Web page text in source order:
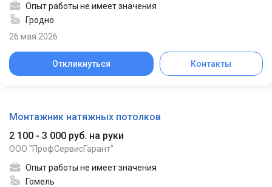
Опыт работы не имеет значения
Гродно
26 мая 2026
Откликнуться Контакты
Монтажник натяжных потолков
2 100 - 3 000 руб. на руки
ООО "ПрофСервисГарант"
Опыт работы не имеет значения
Гомель